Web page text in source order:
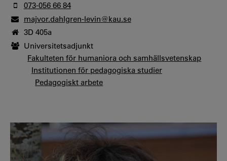
073-056 66 84
majvor.dahlgren-levin@kau.se
3D 405a
Universitetsadjunkt
Fakulteten för humaniora och samhällsvetenskap
Institutionen för pedagogiska studier
Pedagogiskt arbete